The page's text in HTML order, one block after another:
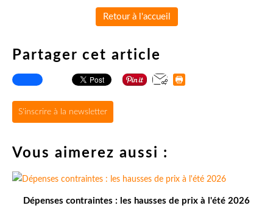
Retour à l'accueil
Partager cet article
S'inscrire à la newsletter
Vous aimerez aussi :
Dépenses contraintes : les hausses de prix à l'été 2026